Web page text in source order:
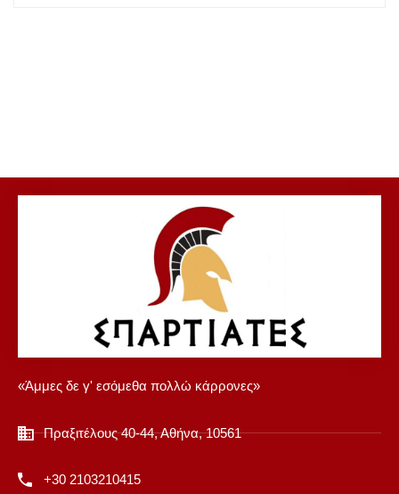
«Άμμες δε γ' εσόμεθα πολλώ κάρρονες»
Πραξιτέλους 40-44, Αθήνα, 10561
+30 2103210415